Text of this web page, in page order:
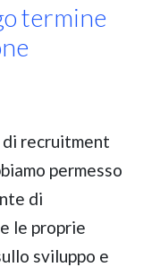
termine
recruitment
permesso
di
le proprie
sviluppo e